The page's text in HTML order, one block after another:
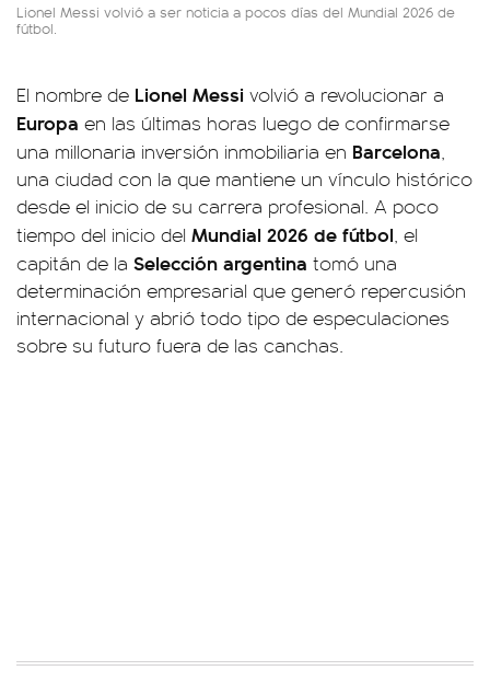
Lionel Messi volvió a ser noticia a pocos días del Mundial 2026 de
fútbol.
El nombre de Lionel Messi volvió a revolucionar a
Europa en las últimas horas luego de confirmarse
una millonaria inversión inmobiliaria en Barcelona,
una ciudad con la que mantiene un vínculo histórico
desde el inicio de su carrera profesional. A poco
tiempo del inicio del Mundial 2026 de fútbol, el
capitán de la Selección argentina tomó una
determinación empresarial que generó repercusión
internacional y abrió todo tipo de especulaciones
sobre su futuro fuera de las canchas.